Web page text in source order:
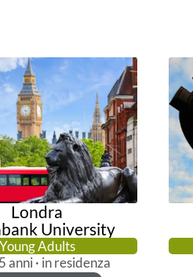
Londra
University
Young Adults
anni · in residenza